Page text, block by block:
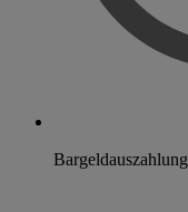
Bargeldauszahlung